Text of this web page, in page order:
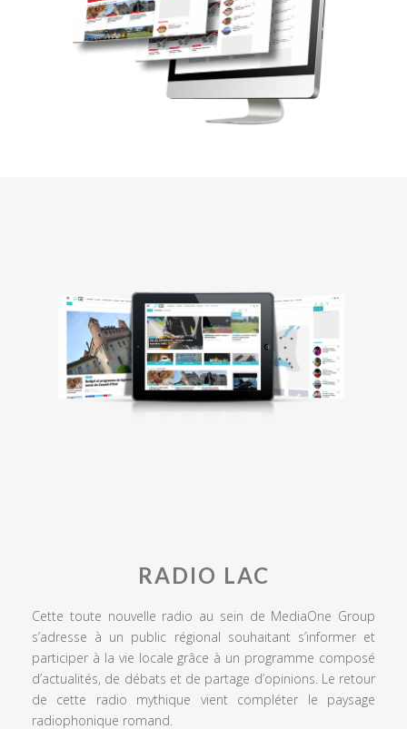
RADIO LAC
Cette toute nouvelle radio au sein de MediaOne Group
s’adresse à un public régional souhaitant s’informer et
participer à la vie locale grâce à un programme composé
d’actualités, de débats et de partage d’opinions. Le retour
de cette radio mythique vient compléter le paysage
radiophonique romand.